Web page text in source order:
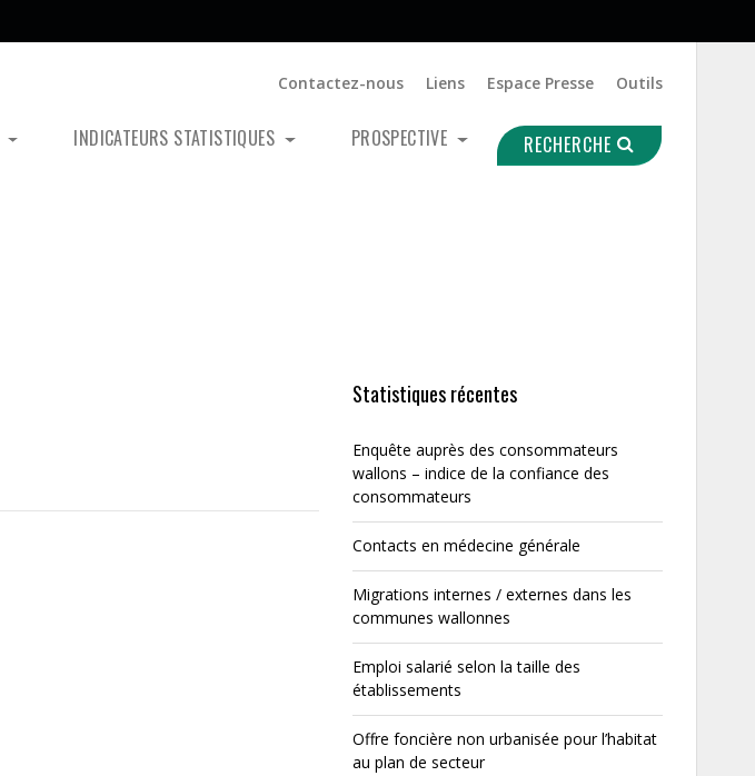
Contactez-nous Liens Espace Presse Outils
INDICATEURS STATISTIQUES PROSPECTIVE RECHERCHE
Statistiques récentes
Enquête auprès des consommateurs
wallons – indice de la confiance des
consommateurs
Contacts en médecine générale
Migrations internes / externes dans les
communes wallonnes
Emploi salarié selon la taille des
établissements
Offre foncière non urbanisée pour l’habitat
au plan de secteur